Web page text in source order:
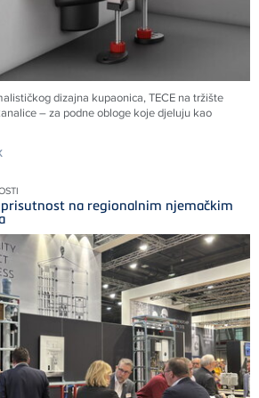
dizajna kupaonica, TECE na tržište
– za podne obloge koje djeluju kao
na regionalnim njemačkim